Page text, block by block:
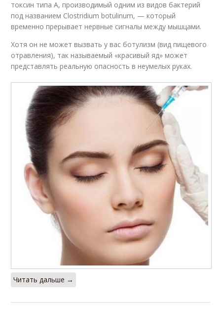
токсин типа А, производимый одним из видов бактерий
под названием Clostridium botulinum, — который
временно прерывает нервные сигналы между мышцами.
Хотя он не может вызвать у вас ботулизм (вид пищевого
отравления), так называемый «красивый яд» может
представлять реальную опасность в неумелых руках.
Читать дальше →